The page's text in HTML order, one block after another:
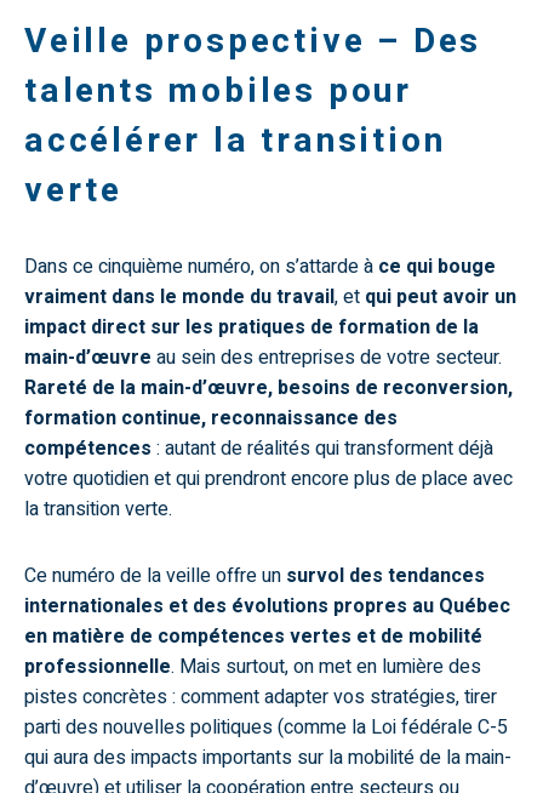
Veille prospective – Des
talents mobiles pour
accélérer la transition
verte
Dans ce cinquième numéro, on s’attarde à ce qui bouge
vraiment dans le monde du travail, et qui peut avoir un
impact direct sur les pratiques de formation de la
main-d’œuvre au sein des entreprises de votre secteur.
Rareté de la main-d’œuvre, besoins de reconversion,
formation continue, reconnaissance des
compétences : autant de réalités qui transforment déjà
votre quotidien et qui prendront encore plus de place avec
la transition verte.
Ce numéro de la veille offre un survol des tendances
internationales et des évolutions propres au Québec
en matière de compétences vertes et de mobilité
professionnelle. Mais surtout, on met en lumière des
pistes concrètes : comment adapter vos stratégies, tirer
parti des nouvelles politiques (comme la Loi fédérale C-5
qui aura des impacts importants sur la mobilité de la main-